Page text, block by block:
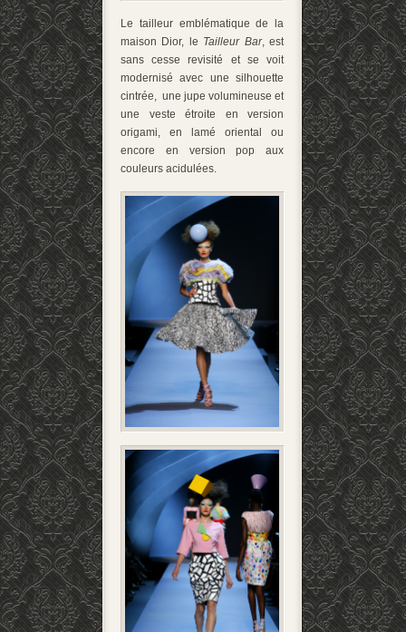
Le tailleur emblématique de la
maison Dior, le Tailleur Bar, est
sans cesse revisité et se voit
modernisé avec une silhouette
cintrée, une jupe volumineuse et
une veste étroite en version
origami, en lamé oriental ou
encore en version pop aux
couleurs acidulées.